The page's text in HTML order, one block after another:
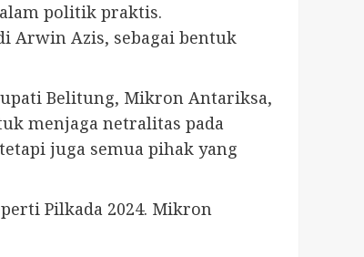
politik praktis.
Arwin Azis, sebagai bentuk
Belitung, Mikron Antariksa,
menjaga netralitas pada
juga semua pihak yang
Pilkada 2024. Mikron